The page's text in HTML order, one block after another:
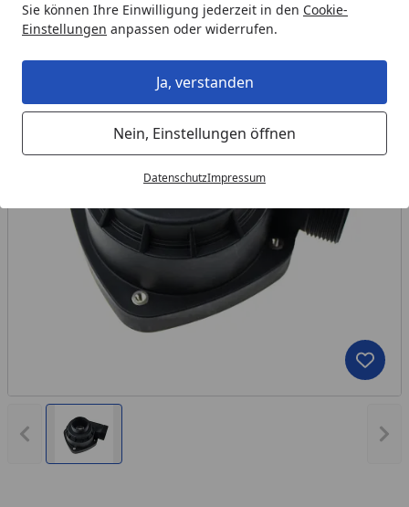
Sie können Ihre Einwilligung jederzeit in den Cookie-
Einstellungen anpassen oder widerrufen.
Ja, verstanden
Nein, Einstellungen öffnen
DatenschutzImpressum
Vorheriges Bild anzeigen